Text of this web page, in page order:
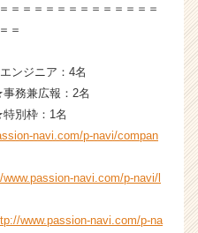
＝＝＝＝＝＝＝＝＝＝＝＝＝
＝
ニア：4名
兼広報：2名
枠：1名
navi.com/p-navi/compan
www.passion-navi.com/p-navi/l
www.passion-navi.com/p-na